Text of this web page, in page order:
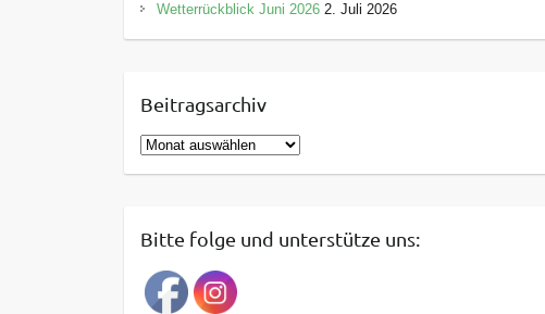
Wetterrückblick Juni 2026 2. Juli 2026
Beitragsarchiv
B
e
r
g
Bitte folge und unterstütze uns: